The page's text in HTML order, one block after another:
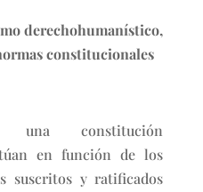
derechohumanístico,
constitucionales
constitución
en función de los
suscritos y ratificados